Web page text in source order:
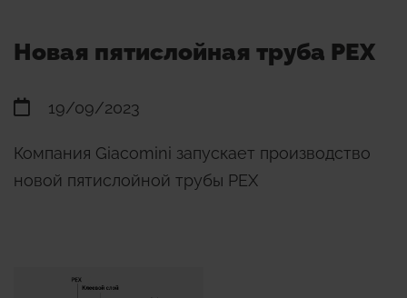
Новая пятислойная труба PEX
19/09/2023
Компания Giacomini запускает производство
новой пятислойной трубы PEX